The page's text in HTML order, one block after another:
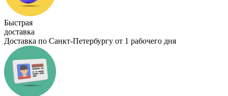
Быстрая
доставка
Доставка по Санкт-Петербургу от 1 рабочего дня